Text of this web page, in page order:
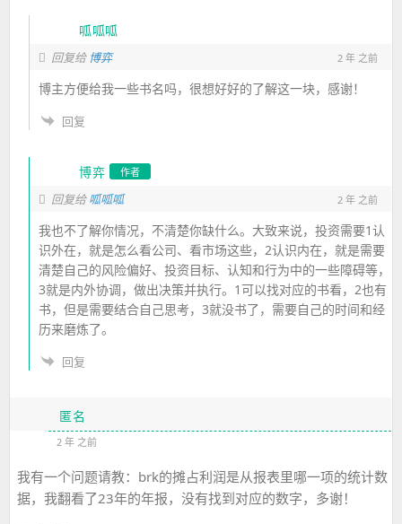
呱呱呱
回复给 博弈 2 年 之前
博主方便给我一些书名吗，很想好好的了解这一块，感谢！
回复
博弈 作者
回复给呱呱呱 2 年 之前
我也不了解你情况，不清楚你缺什么。大致来说，投资需要1认
识外在，就是怎么看公司、看市场这些，2认识内在，就是需要
清楚自己的风险偏好、投资目标、认知和行为中的一些障碍等，
3就是内外协调，做出决策并执行。1可以找对应的书看，2也有
书，但是需要结合自己思考，3就没书了，需要自己的时间和经
历来磨炼了。
回复
匿名
2 年 之前
我有一个问题请教：brk的摊占利润是从报表里哪一项的统计数
据，我翻看了23年的年报，没有找到对应的数字，多谢！